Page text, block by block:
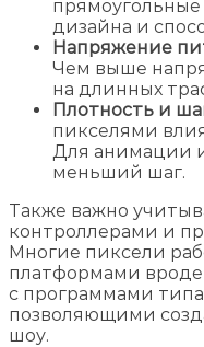
дизайна и
Напряжение
Чем выше
на длинных
Плотность и
пикселями
Для анимации
меньший шаг.
Также важно
контроллерами и
Многие пиксели
платформами вроде
с программами типа
позволяющими
шоу.